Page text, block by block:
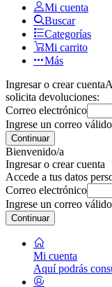
Mi cuenta
Buscar
Categorías
Mi carrito
Más
Ingresar o crear cuenta
solicita devoluciones:
Correo electrónico
Ingrese un correo válido
Continuar
Bienvenido/a
Ingresar o crear cuenta
Accede a tus datos
Correo electrónico
Ingrese un correo válido
Continuar
Mi cuenta
Aquí podrás